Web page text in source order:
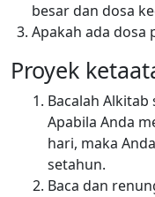
besar dan dosa
Apakah ada dosa
Proyek
Bacalah
Apabila Anda
hari, maka
setahun.
Baca dan